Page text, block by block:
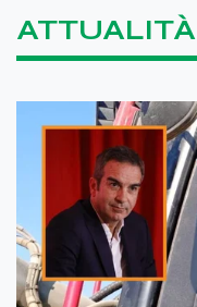
ATTUALITÀ